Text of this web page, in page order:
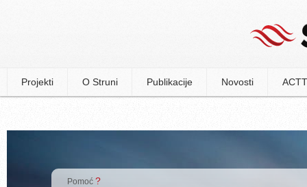
Projekti O Struni Publikacije Novosti
Pomoć ?